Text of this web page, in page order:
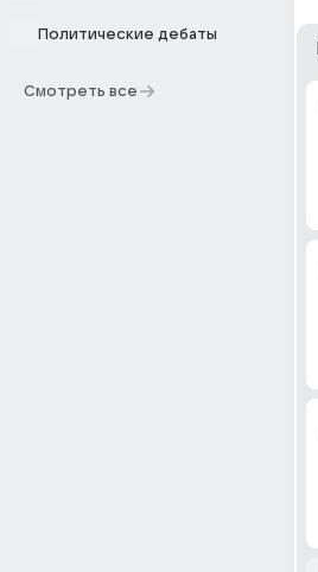
Политические дебаты
Смотреть все